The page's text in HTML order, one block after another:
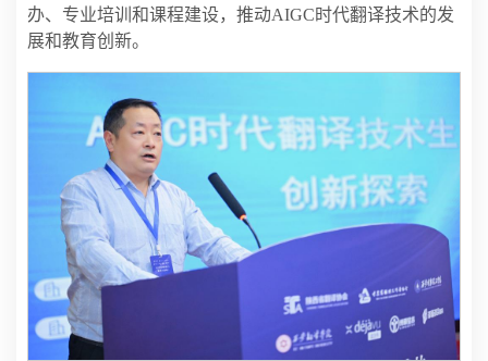
办、专业培训和课程建设，推动AIGC时代翻译技术的发
展和教育创新。